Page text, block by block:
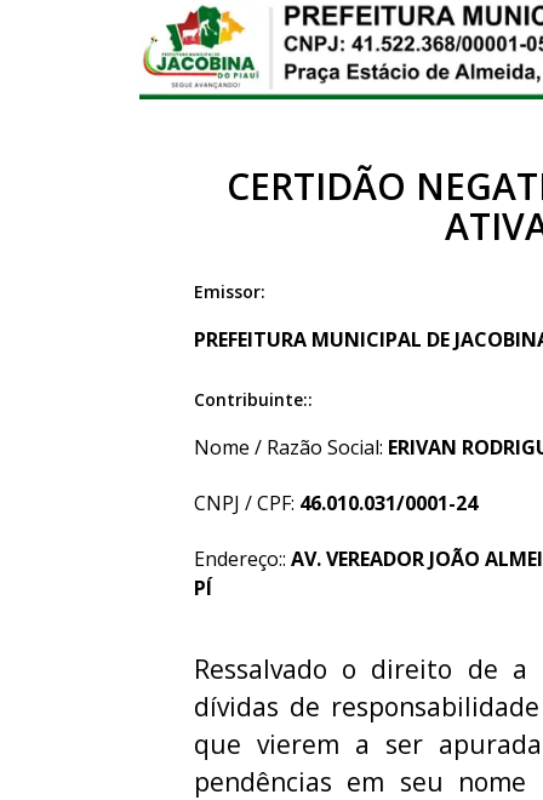
CERTIDÃO
Emissor:
PREFEITURA MUNICIPAL DE
Contribuinte::
Nome / Razão Social: ERIVAN
CNPJ / CPF: 46.010.031/0001-24
Endereço:: AV. VEREADOR JOÃO
PÍ
Ressalvado o direito de a
dívidas de
que vierem a ser
pendências em seu